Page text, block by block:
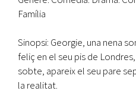
Família
Sinopsi: Georgie, una nena
feliç en el seu pis de
sobte, apareix el seu pare
la realitat.